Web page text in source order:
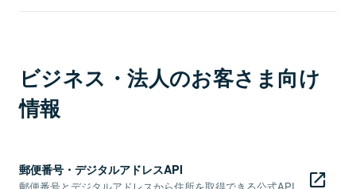
ビジネス・法人のお客さま向け
情報
郵便番号・デジタルアドレスAPI